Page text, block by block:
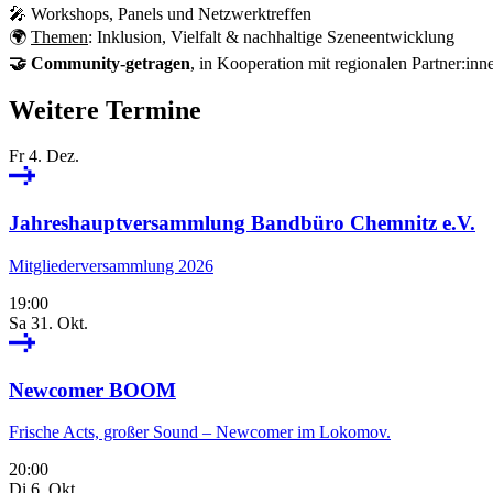
🎤 Workshops, Panels und Netzwerktreffen
🌍 Themen: Inklusion, Vielfalt & nachhaltige Szeneentwicklung
🤝 Community-getragen, in Kooperation mit regionalen
Weitere Termine
Fr 4. Dez.
Jahreshauptversammlung Bandbüro Chemnitz e.V.
Mitgliederversammlung 2026
19:00
Sa 31. Okt.
Newcomer BOOM
Frische Acts, großer Sound – Newcomer im Lokomov.
20:00